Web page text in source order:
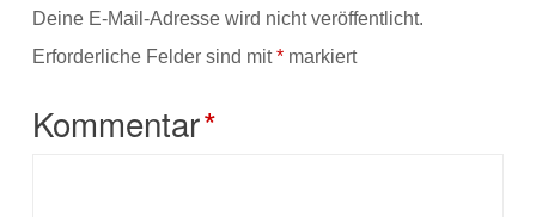
Deine E-Mail-Adresse wird nicht veröffentlicht.
Erforderliche Felder sind mit*markiert
Kommentar*